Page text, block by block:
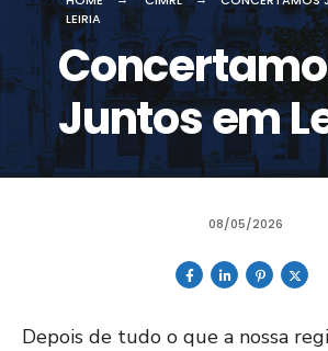
LEIRIA
Juntos em
08/05/2026
Depois de tudo o que a nossa